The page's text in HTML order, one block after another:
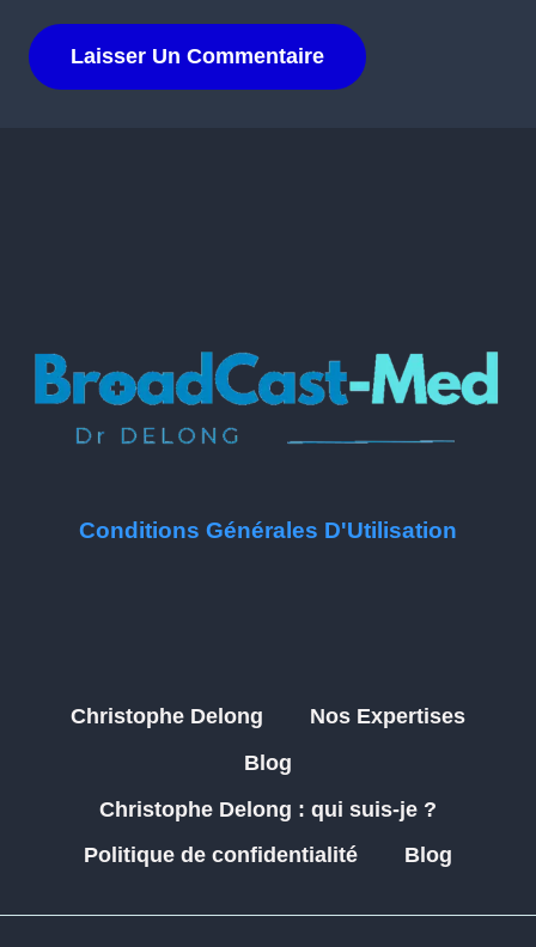
Conditions Générales D'Utilisation
Christophe Delong
Nos Expertises
Blog
Christophe Delong : qui suis-je ?
Politique de confidentialité
Blog